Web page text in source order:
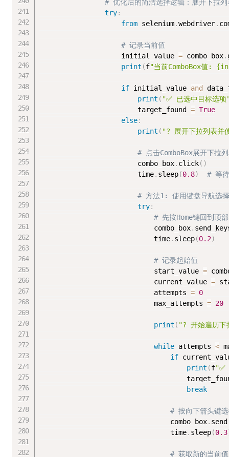
# 优化后的简洁选择逻辑：展开下拉
try:
from selenium.webdriver.
# 记录当前值
                    initial_value
= combo_box.
print (f"当前ComboBox值:
if initial_value and
print ( "✅ 已选中目标选
                        target_found
= True
else:
print ( "? 展开下拉列表
# 点击ComboBox展开下拉
                        combo_box
. click( )
                        time
. sleep(0.8) # 等
# 方法1: 使用键盘导航选
try:
# 先按Home键回到顶部
                            combo_box
.
                            time
. sleep(0.2)
# 记录起始值
                            start_value
=
                            current_value
=
                            attempts
= 0
                            max_attempts
= 20
print ( "? 开始遍历
while attempts <
if
print (f"✅
break
# 按向下箭头键
                                combo_box
.
                                time
. sleep(0.3
# 获取新的当前值